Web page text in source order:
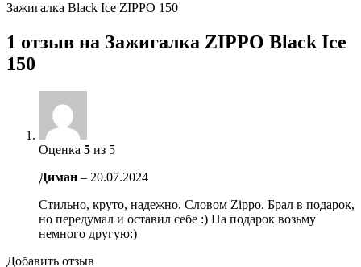
Зажигалка Black Ice ZIPPO 150
1 отзыв на Зажигалка ZIPPO Black Ice
150
Оценка 5 из 5
Диман – 20.07.2024
Стильно, круто, надежно. Словом Zippo. Брал в подарок,
но передумал и оставил себе :) На подарок возьму
немного другую:)
Добавить отзыв